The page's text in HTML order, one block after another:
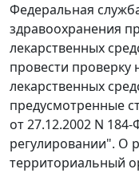
Федеральная
здравоохранения
лекарственных
провести проверку
лекарственных
предусмотренные
от 27.12.2002 N
регулировании". О
территориальный